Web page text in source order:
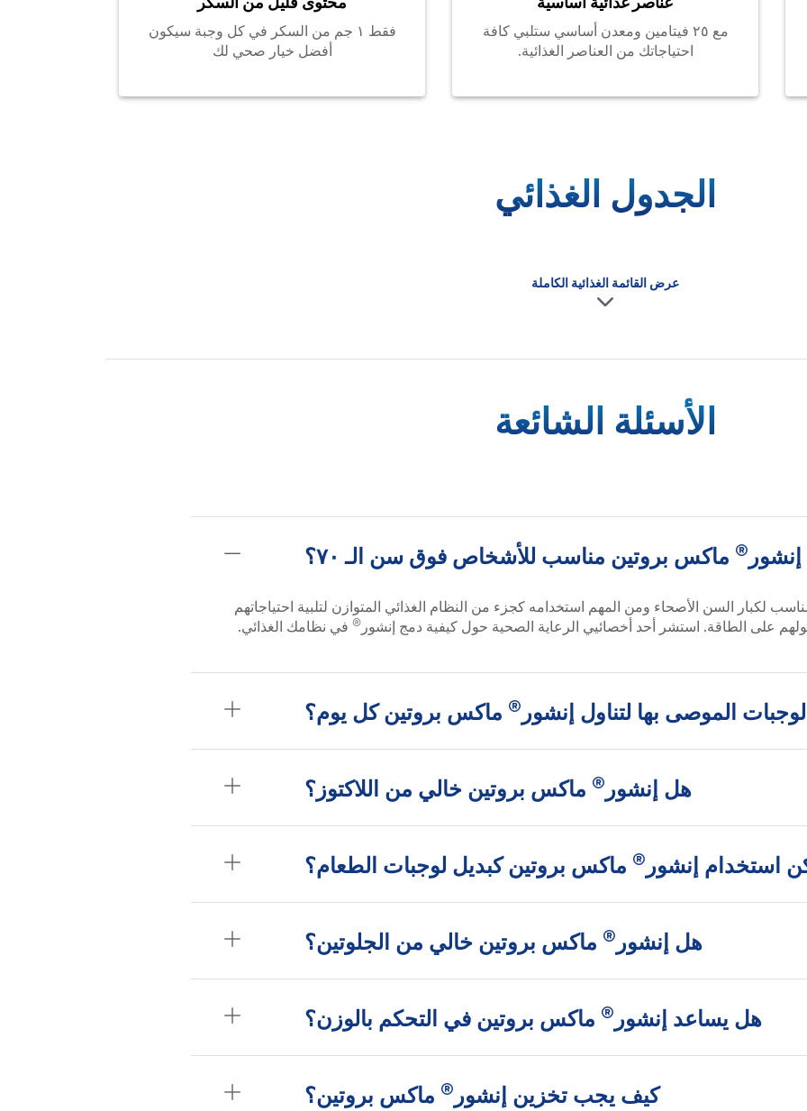
مع ٢٥ فيتامين ومعدن أساسي ستلبي كافة
احتياجاتك من العناصر الغذائية.
فقط ١ جم من السكر في كل وجبة سيكون
أفضل خيار صحي لك
الجدول الغذائي
عرض القائمة الغذائية الكاملة
الأسئلة الشائعة
® ماكس بروتين مناسب للأشخاص فوق سن الـ ٧٠؟
لكبار السن الأصحاء ومن المهم استخدامه كجزء من النظام الغذائي المتوازن لتلبية احتياجاتهم
على الطاقة. استشر أحد أخصائيي الرعاية الصحية حول كيفية دمج إنشور ® في نظامك الغذائي.
الموصى بها لتناول إنشور ® ماكس بروتين كل يوم؟
هل إنشور ® ماكس بروتين خالي من اللاكتوز؟
استخدام إنشور ® ماكس بروتين كبديل لوجبات الطعام؟
هل إنشور ® ماكس بروتين خالي من الجلوتين؟
هل يساعد إنشور ® ماكس بروتين في التحكم بالوزن؟
كيف يجب تخزين إنشور ® ماكس بروتين؟